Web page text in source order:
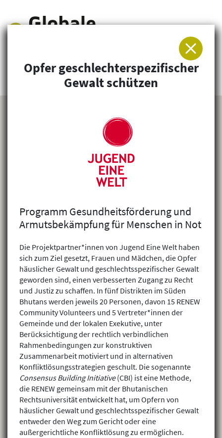
Arbeitsgemeinschaft für Entwicklung und
Humanitäre Hilfe
Opfer geschlechterspezifischer
Gewalt schützen
Programm Gesundheitsförderung und
Armutsbekämpfung für Menschen in Not
Die Projektpartner*innen von Jugend Eine Welt haben
sich zum Ziel gesetzt, Frauen und Mädchen, die Opfer
häuslicher Gewalt und geschlechtsspezifischer Gewalt
geworden sind, einen verbesserten Zugang zu Recht
und Justiz zu schaffen. In fünf Distrikten im Süden
Bhutans werden jeweils 20 Personen, davon 15 RENEW
Community Volunteers und 5 Vertreter*innen der
Gemeinde und der lokalen Exekutive, unter
Berücksichtigung der rechtlich verbindlichen
Rahmenbedingungen zur konstruktiven
Zusammenarbeit motiviert und in alternativen
Konfliktlösungsstrategien geschult. Die sogenannte
Consensus Building Initiative(CBI) ist eine Methode,
die RENEW gemeinsam mit der Bhutanischen
Rechtsuniversität entwickelt hat, um Opfern von
häuslicher Gewalt und geschlechtsspezifischer Gewalt
entweder den Weg zum Gericht oder eine
außergerichtliche Konfliktlösung zu ermöglichen.